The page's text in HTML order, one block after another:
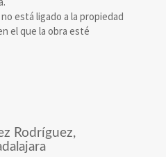
está ligado a la propiedad
el que la obra esté
Rodríguez,